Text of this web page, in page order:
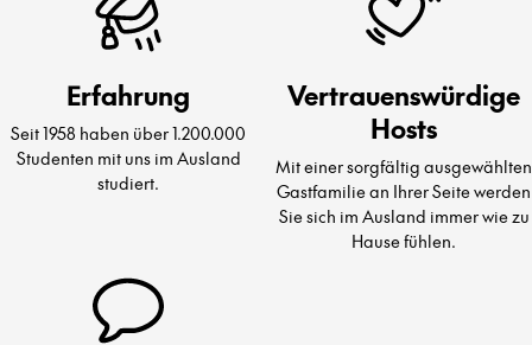
Erfahrung
Seit 1958 haben über 1.200.000
Studenten mit uns im Ausland
studiert.
Vertrauenswürdige
Hosts
Mit einer sorgfältig ausgewählten
Gastfamilie an Ihrer Seite werden
Sie sich im Ausland immer wie zu
Hause fühlen.